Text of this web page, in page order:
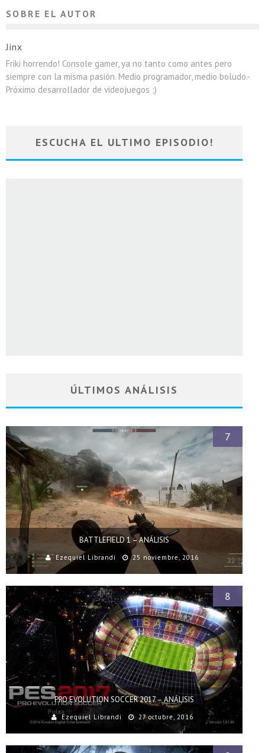
SOBRE EL AUTOR
Jinx
Friki horrendo! Console gamer, ya no tanto como antes pero
siempre con la misma pasión. Medio programador, medio boludo.-
Próximo desarrollador de videojuegos ;)
ESCUCHA EL ULTIMO EPISODIO!
ÚLTIMOS ANÁLISIS
BATTLEFIELD 1 – ANÁLISIS
Ezequiel Librandi 25 noviembre, 2016
7
PRO EVOLUTION SOCCER 2017 – ANÁLISIS
Ezequiel Librandi 27 octubre, 2016
8